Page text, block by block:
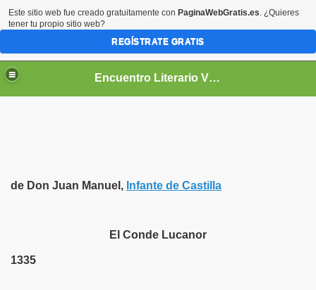
Encuentro Literario Virtual
de Don Juan Manuel, Infante de Castilla
El Conde Lucanor
1335
Este sitio web fue creado gratuitamente con PaginaWebGratis.es. ¿Quieres
tener tu propio sitio web?
REGÍSTRATE GRATIS